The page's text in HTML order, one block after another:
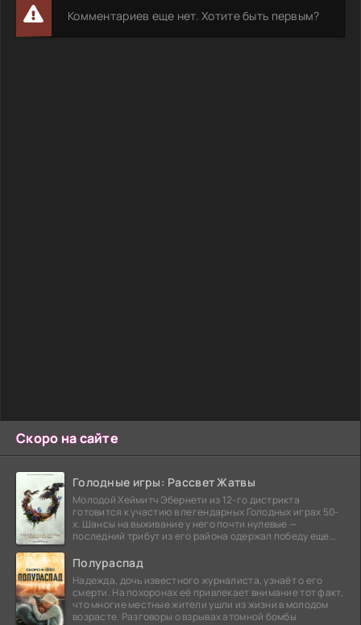
Скоро на сайте
Голодные игры: Рассвет Жатвы
Молодой Хеймитч Эбернети из 12-го дистрикта
готовится к участию в легендарных Голодных играх 50-
х. Шансы на выживание у него почти нулевые —
последний трибут из его района одержал победу еще
Полураспад
Надежда, дочь известного журналиста, узнаёт о его
смерти. На похоронах её привлекает внимание тот факт,
что многие местные жители ушли из жизни в молодом
возрасте. Разговоры о взрывах атомной бомбы
Комментариев еще нет. Хотите быть первым?